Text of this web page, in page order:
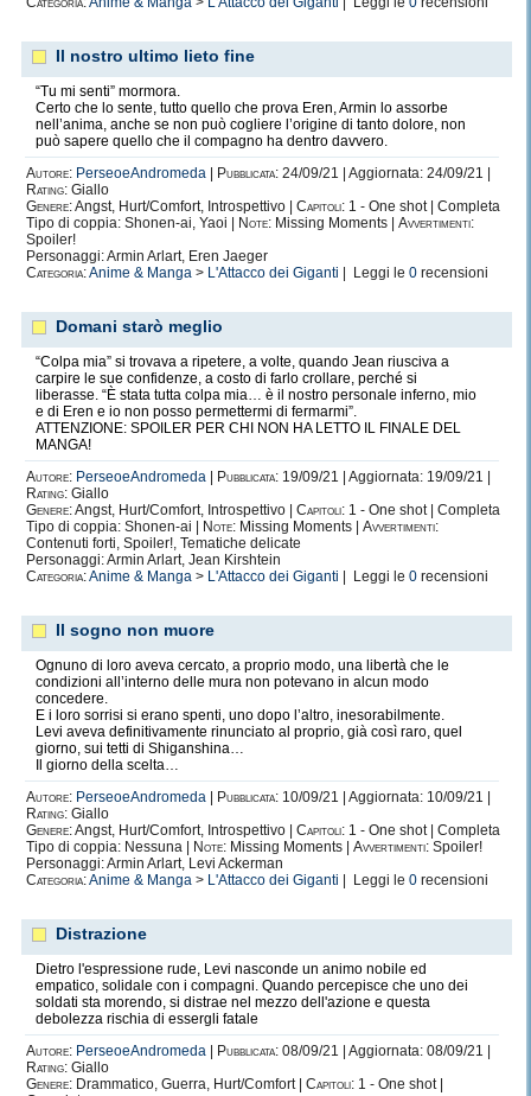
Vuoto.
Tic nervoso.
Nevrosi.
Tremiti.
Respiro mozzato.
Anger.
Esplosione.
Delusione.
Pugni.
Ferite.
Digrignare i denti.
Esasperazione.
Delirio.
Impotenza.
Predatore.
Violenza.
Legame infranto.
Tempesta.
Rimpianto.
Corsa.
Unghie.
Survive.
Annegamento.
Terremoto.
Incendio.
Attentato.
Pericolo.
Incidente.
Imprevedibile.
Il nostro ultimo lieto fine
“Tu mi senti” mormora.
Certo che lo sente, tutto quello che prova Eren, Armin lo assorbe
nell’anima, anche se non può cogliere l’origine di tanto dolore, non
può sapere quello che il compagno ha dentro davvero.
Autore: PerseoeAndromeda Pubblicata: 24/09/21 | Aggiornata: 24/09/21 |
Rating: Giallo
Genere:Angst, Hurt/Comfort, Introspettivo | Capitoli: 1 - One shot | Completa
Tipo di coppia: Shonen-ai, Yaoi |
Note: Missing Moments | Avvertimenti:
Spoiler!
Personaggi: Armin Arlart, Eren Jaeger
Categoria:Anime & Manga > L'Attacco dei Giganti | Leggi le 0 recensioni
Domani starò meglio
“Colpa mia” si trovava a ripetere, a volte, quando Jean riusciva a
carpire le sue confidenze, a costo di farlo crollare, perché si
liberasse. “È stata tutta colpa mia… è il nostro personale inferno, mio
e di Eren e io non posso permettermi di fermarmi”.
ATTENZIONE: SPOILER PER CHI NON HA LETTO IL FINALE DEL
MANGA!
Autore: PerseoeAndromeda Pubblicata: 19/09/21 | Aggiornata: 19/09/21 |
Rating: Giallo
Genere:Angst, Hurt/Comfort, Introspettivo | Capitoli: 1 - One shot | Completa
Tipo di coppia: Shonen-ai |
Note: Missing Moments | Avvertimenti:
Contenuti forti, Spoiler!, Tematiche delicate
Personaggi: Armin Arlart, Jean Kirshtein
Categoria:Anime & Manga > L'Attacco dei Giganti | Leggi le 0 recensioni
Il sogno non muore
Ognuno di loro aveva cercato, a proprio modo, una libertà che le
condizioni all’interno delle mura non potevano in alcun modo
concedere.
E i loro sorrisi si erano spenti, uno dopo l’altro, inesorabilmente.
Levi aveva definitivamente rinunciato al proprio, già così raro, quel
giorno, sui tetti di Shiganshina…
Il giorno della scelta…
Autore: PerseoeAndromeda Pubblicata: 10/09/21 | Aggiornata: 10/09/21 |
Rating: Giallo
Genere:Angst, Hurt/Comfort, Introspettivo | Capitoli: 1 - One shot | Completa
Tipo di coppia: Nessuna |
Note: Missing Moments | Avvertimenti: Spoiler!
Personaggi: Armin Arlart, Levi Ackerman
Categoria:Anime & Manga > L'Attacco dei Giganti | Leggi le 0 recensioni
Distrazione
Dietro l'espressione rude, Levi nasconde un animo nobile ed
empatico, solidale con i compagni. Quando percepisce che uno dei
soldati sta morendo, si distrae nel mezzo dell'azione e questa
debolezza rischia di essergli fatale
Autore: PerseoeAndromeda Pubblicata: 08/09/21 | Aggiornata: 08/09/21 |
Rating: Giallo
Genere: Drammatico, Guerra, Hurt/Comfort | Capitoli: 1 - One shot |